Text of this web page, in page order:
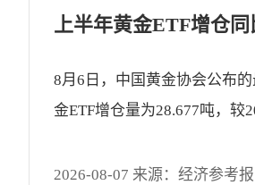
8月6日，中国黄金协会公布
金ETF增仓量为28.677吨，较
2026-08-07 来源：经济参考报